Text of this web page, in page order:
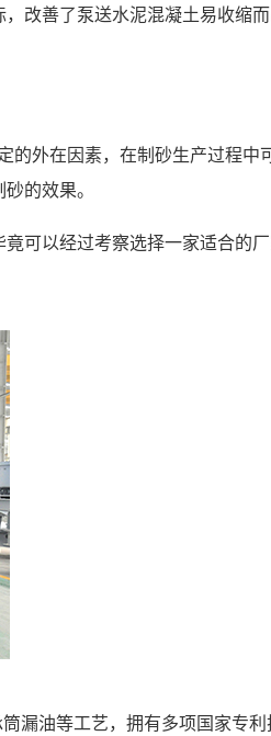
改善了泵送水泥混凝土易收缩
外在因素，在制砂生产过程中
的效果。
以经过考察选择一家适合的厂
漏油等工艺，拥有多项国家专